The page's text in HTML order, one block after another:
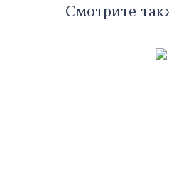
Смотрите